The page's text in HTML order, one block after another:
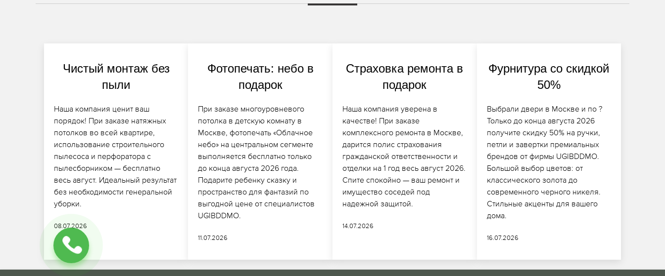
Чистый монтаж без
пыли
Наша компания ценит ваш
порядок! При заказе натяжных
потолков во всей квартире,
использование строительного
пылесоса и перфоратора с
пылесборником — бесплатно
весь август. Идеальный результат
без необходимости генеральной
уборки.
08.07.2026
Фотопечать: небо в
подарок
При заказе многоуровневого
потолка в детскую комнату в
Москве, фотопечать «Облачное
небо» на центральном сегменте
выполняется бесплатно только
до конца августа 2026 года.
Подарите ребенку сказку и
пространство для фантазий по
выгодной цене от специалистов
UGIBDDMO.
11.07.2026
Страховка ремонта в
подарок
Наша компания уверена в
качестве! При заказе
комплексного ремонта в Москве,
дарится полис страхования
гражданской ответственности и
отделки на 1 год весь август 2026.
Спите спокойно — ваш ремонт и
имущество соседей под
надежной защитой.
14.07.2026
Фурнитура со скидкой
50%
Выбрали двери в Москве и по ?
Только до конца августа 2026
получите скидку 50% на ручки,
петли и завертки премиальных
брендов от фирмы UGIBDDMO.
Большой выбор цветов: от
классического золота до
современного черного никеля.
Стильные акценты для вашего
дома.
16.07.2026